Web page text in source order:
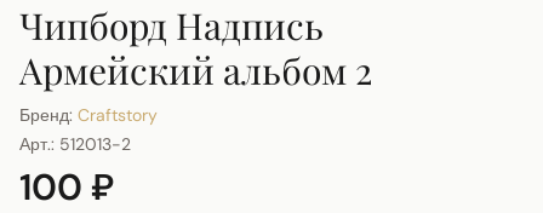
Чипборд Надпись
Армейский альбом 2
Бренд: Craftstory
Арт.: 512013-2
100 ₽